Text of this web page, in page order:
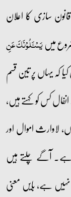
سازی کا اعلان
میںیَسۡـَٔلُوۡنَکَ عَنِ
کہ یہاں پر تین قسم
کس کو کہتے ہیں،
لاوارث اموال اور
آگے چلتے ہیں
ہے، بایں معنی